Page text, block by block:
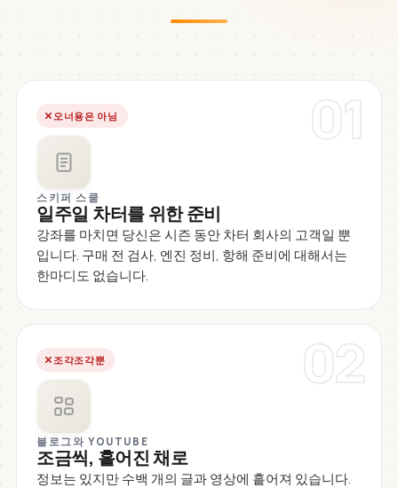
01
오너용은 아님
스키퍼 스쿨
일주일 차터를 위한 준비
강좌를 마치면 당신은 시즌 동안 차터 회사의 고객일 뿐
입니다. 구매 전 검사, 엔진 정비, 항해 준비에 대해서는
한마디도 없습니다.
02
조각조각뿐
블로그와 YOUTUBE
조금씩, 흩어진 채로
정보는 있지만 수백 개의 글과 영상에 흩어져 있습니다.